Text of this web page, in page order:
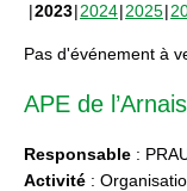
2023 2024 2025
Pas d'événement à
APE de
Responsable :
Activité :